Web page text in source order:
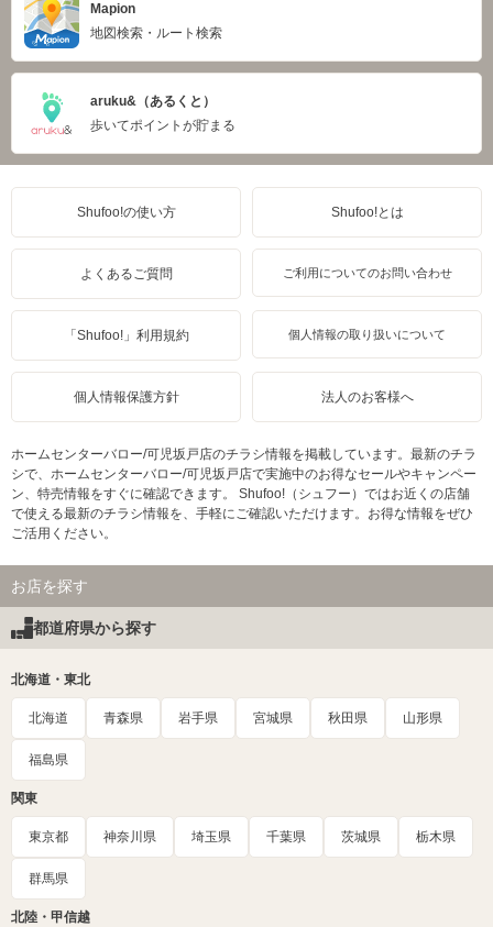
Mapion
地図検索・ルート検索
aruku&（あるくと）
歩いてポイントが貯まる
Shufoo!の使い方 Shufoo!とは
よくあるご質問 ご利用についてのお問い合わせ
「Shufoo!」利用規約 個人情報の取り扱いについて
個人情報保護方針 法人のお客様へ
ホームセンターバロー/可児坂戸店のチラシ情報を掲載しています。最新のチラ
シで、ホームセンターバロー/可児坂戸店で実施中のお得なセールやキャンペー
ン、特売情報をすぐに確認できます。 Shufoo!（シュフー）ではお近くの店舗
で使える最新のチラシ情報を、手軽にご確認いただけます。お得な情報をぜひ
ご活用ください。
お店を探す
都道府県から探す
北海道・東北
北海道 青森県 岩手県 宮城県 秋田県 山形県
福島県
関東
東京都 神奈川県 埼玉県 千葉県 茨城県 栃木県
群馬県
北陸・甲信越